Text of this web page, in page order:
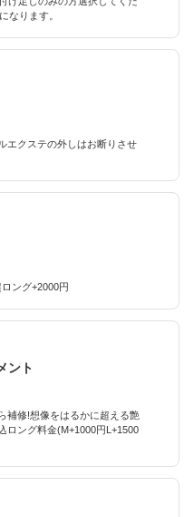
ります。
エクステの外しはお断りさせ
ング+2000円
ント
補修!想像をはるかに超える艶
ロング料金(M+1000円L+1500